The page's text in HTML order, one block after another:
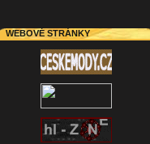
WEBOVÉ STRÁNKY